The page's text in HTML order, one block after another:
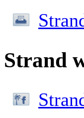
Strand